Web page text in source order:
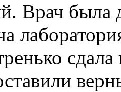
Врач была